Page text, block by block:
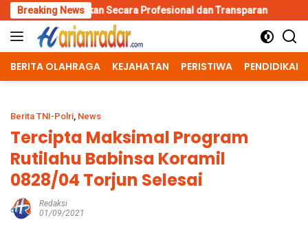
Skip
to
content
Breaking News
Secara Profesional dan Transparan Kapolri Dukung
BERITA OLAHRAGA KEJAHATAN PERISTIWA PENDIDIKAN
Berita TNI-Polri, News
Tercipta Maksimal Program
Rutilahu Babinsa Koramil
0828/04 Torjun Selesai
Redaksi
01/09/2021